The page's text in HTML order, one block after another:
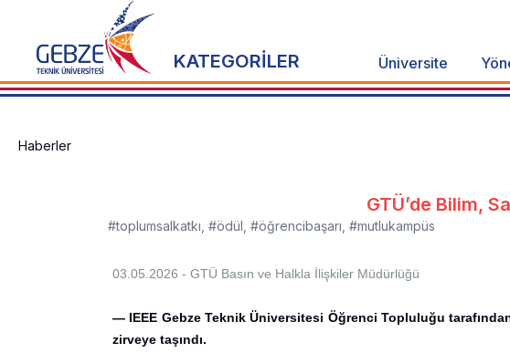
KATEGORİLER Üniversite
Haberler
GTÜ’de Bilim,
#toplumsalkatkı #ödül #öğrencibaşarı #mutlukampüs
03.05.2026 - GTÜ Basın ve Halkla İlişkiler Müdürlüğü
— IEEE Gebze Teknik Üniversitesi Öğrenci Topluluğu
zirveye taşındı.